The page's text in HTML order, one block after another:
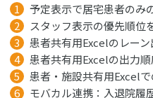
予定表示で居宅患者のみ
スタッフ表示の優先順位
患者共有用Excelのレー
患者共有用Excelの出力
患者・施設共有用Excel
モバカル連携：入退院履